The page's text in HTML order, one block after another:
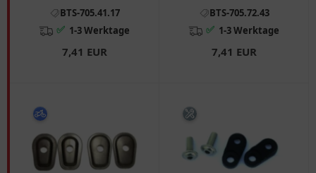
- 9R
BTS-705.41.17
✅ 1-3 Werktage
7,41 EUR
BTS-705.72.43
✅ 1-3 Werktage
7,41 EUR